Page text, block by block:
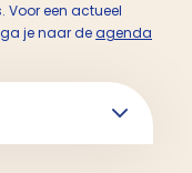
een actueel
je naar deagenda